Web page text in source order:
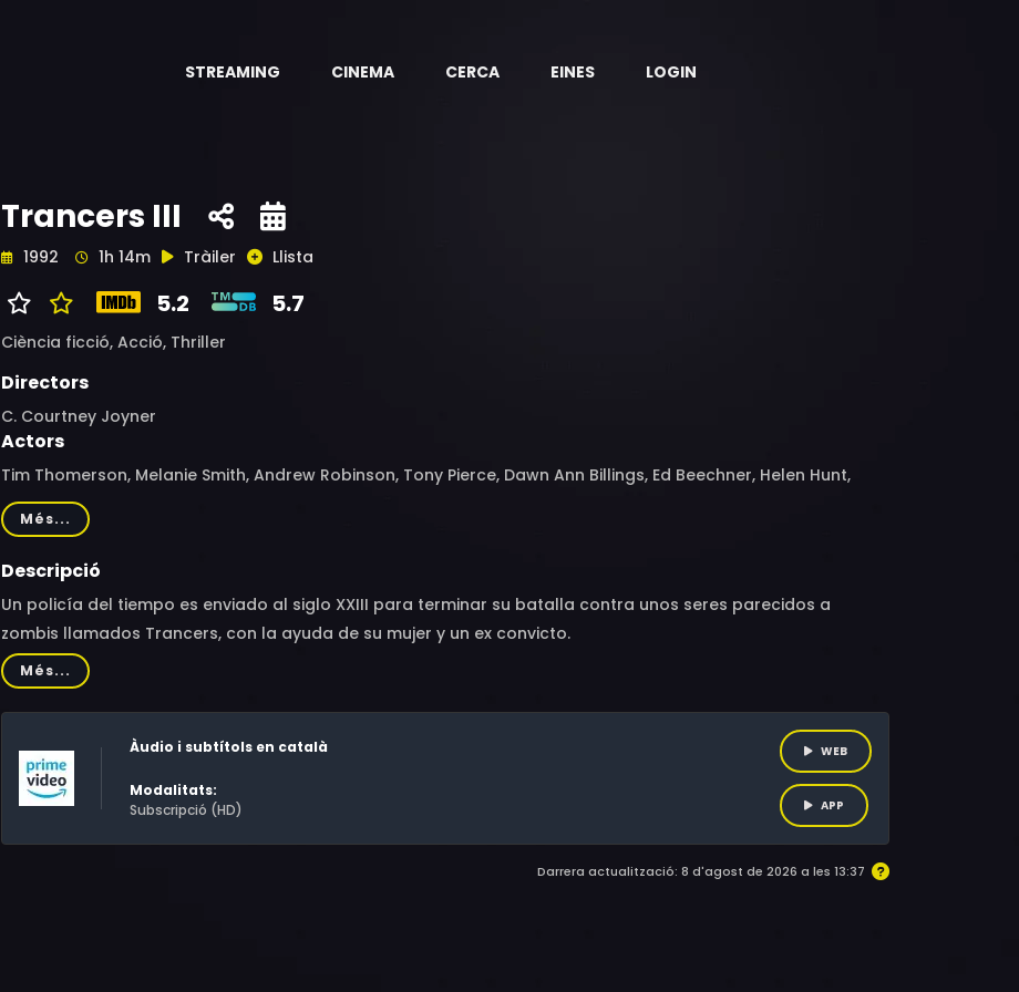
STREAMING CINEMA CERCA EINES LOGIN
Trancers III
1992 1h 14m Tràiler Llista
5.2 5.7
Ciència ficció, Acció, Thriller
Directors
C. Courtney Joyner
Actors
Tim Thomerson, Melanie Smith, Andrew Robinson, Tony Pierce, Dawn Ann Billings, Ed Beechner, Helen Hunt,
Megan Ward, Stephen Macht, Telma Hopkins, Randal Keith, R.A. Mihailoff, Thomas Rosales Jr., Samantha
Jordon, Valentina Marie Lomborg, Michael Shamus Wiles, Albert Wong, Stan Yale, Ron Zwang
Més...
Descripció
Un policía del tiempo es enviado al siglo XXIII para terminar su batalla contra unos seres parecidos a
zombis llamados Trancers, con la ayuda de su mujer y un ex convicto.
Més...
Àudio i subtítols en català
Modalitats:
Subscripció (HD)
WEB
APP
Darrera actualització: 8 d'agost de 2026 a les 13:37